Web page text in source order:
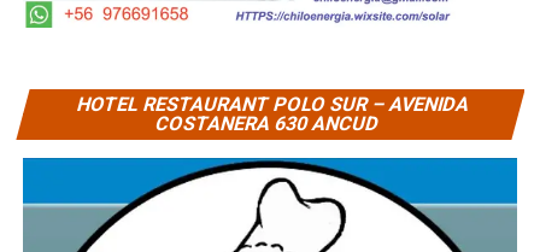
HOTEL RESTAURANT POLO SUR – AVENIDA
COSTANERA 630 ANCUD